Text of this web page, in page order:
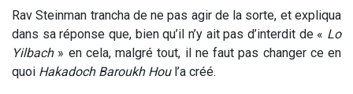
Rav Steinman trancha de ne pas agir de la sorte, et expliqua
dans sa réponse que, bien qu’il n’y ait pas d’interdit de « Lo
Yilbach» en cela, malgré tout, il ne faut pas changer ce en
quoi Hakadoch Baroukh Houl’a créé.